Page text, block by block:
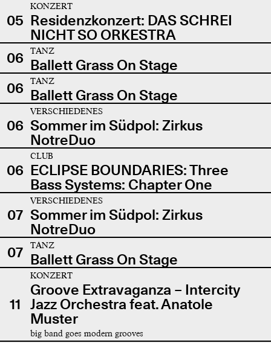
05
KONZERT
Residenzkonzert: DAS SCHREI
NICHT SO ORKESTRA
06
TANZ
Ballett Grass On Stage
06
TANZ
Ballett Grass On Stage
06
VERSCHIEDENES
Sommer im Südpol: Zirkus
NotreDuo
06
CLUB
ECLIPSE BOUNDARIES: Three
Bass Systems: Chapter One
07
VERSCHIEDENES
Sommer im Südpol: Zirkus
NotreDuo
07
TANZ
Ballett Grass On Stage
11
KONZERT
Groove Extravaganza – Intercity
Jazz Orchestra feat. Anatole
Muster
big band goes modern grooves